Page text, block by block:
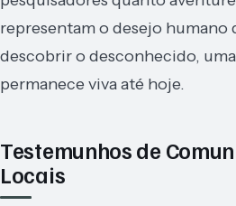
representam o desejo humano
descobrir o desconhecido,
permanece viva até hoje.
Testemunhos de
Locais